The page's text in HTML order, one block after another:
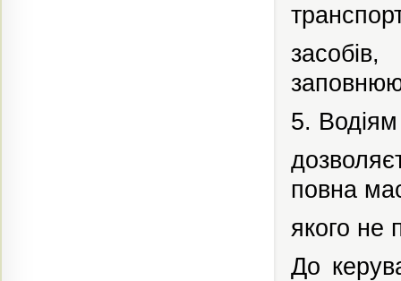
5. Водіям
повна
якого не
До